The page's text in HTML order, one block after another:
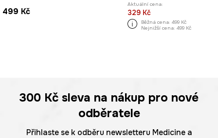
499 Kč
Aktuální cena:
329 Kč
Běžná cena: 499 Kč
Nejnižší cena: 499 Kč
300 Kč sleva na nákup pro nové
odběratele
Přihlaste se k odběru newsletteru Medicine a